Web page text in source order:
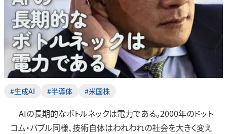
#生成AI #半導体 #米国株
AIの長期的なボトルネックは電力である。2000年のドット
コム・バブル同様、技術自体はわれわれの社会を大きく変え